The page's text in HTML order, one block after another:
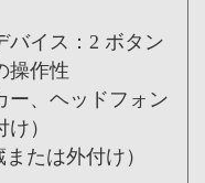
バイス：2 ボタン
操作性
ー、ヘッドフォン
）
たは外付け）